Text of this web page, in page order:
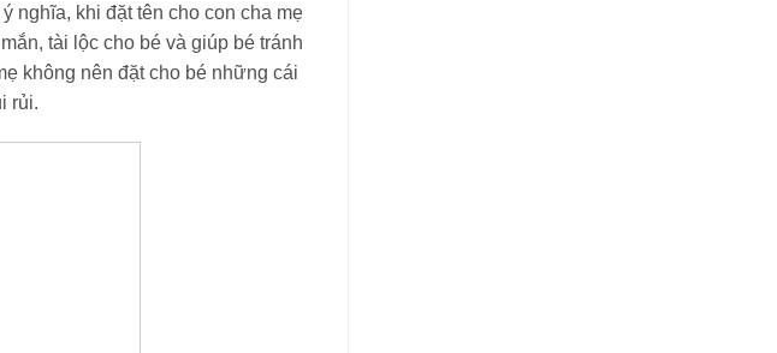
nghĩa, khi đặt tên cho con cha mẹ
tài lộc cho bé và giúp bé tránh
không nên đặt cho bé những cái
rủi.